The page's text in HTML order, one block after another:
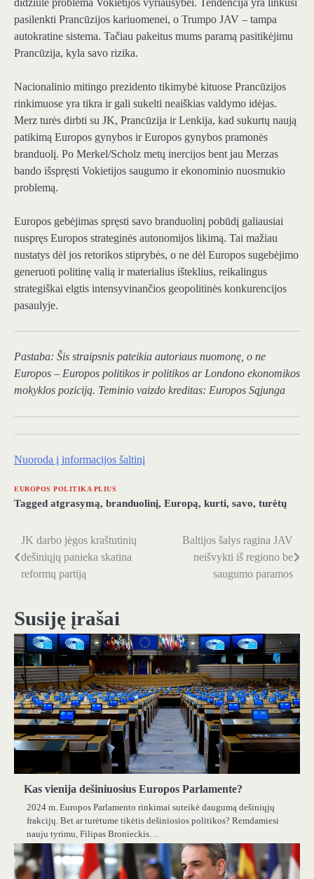
didžiulė problema Vokietijos vyriausybei. Tendencija yra linkusi
pasilenkti Prancūzijos kariuomenei, o Trumpo JAV – tampa
autokratine sistema. Tačiau pakeitus mums paramą pasitikėjimu
Prancūzija, kyla savo rizika.
Nacionalinio mitingo prezidento tikimybė kituose Prancūzijos
rinkimuose yra tikra ir gali sukelti neaiškias valdymo idėjas.
Merz turės dirbti su JK, Prancūzija ir Lenkija, kad sukurtų naują
patikimą Europos gynybos ir Europos gynybos pramonės
branduolį. Po Merkel/Scholz metų inercijos bent jau Merzas
bando išspręsti Vokietijos saugumo ir ekonominio nuosmukio
problemą.
Europos gebėjimas spręsti savo branduolinį pobūdį galiausiai
nuspręs Europos strateginės autonomijos likimą. Tai mažiau
nustatys dėl jos retorikos stiprybės, o ne dėl Europos sugebėjimo
generuoti politinę valią ir materialius išteklius, reikalingus
strategiškai elgtis intensyvinančios geopolitinės konkurencijos
pasaulyje.
Pastaba: Šis straipsnis pateikia autoriaus nuomonę, o ne
Europos – Europos politikos ir politikos ar Londono ekonomikos
mokyklos poziciją. Teminio vaizdo kreditas: Europos Sąjunga
Nuoroda į informacijos šaltinį
EUROPOS POLITIKA PLIUS
Tagged atgrasymą, branduolinį, Europą, kurti, savo, turėtų
Navigacija
tarp
JK darbo jėgos kraštutinių
dešiniųjų panieka skatina
reformų partiją
Baltijos šalys ragina JAV
neišvykti iš regiono be
saugumo paramos
Susiję įrašai
Kas vienija dešiniuosius Europos Parlamente?
2024 m. Europos Parlamento rinkimai suteikė daugumą dešiniųjų
frakcijų. Bet ar turėtume tikėtis dešiniosios politikos? Remdamiesi
nauju tyrimu, Filipas Bronieckis…